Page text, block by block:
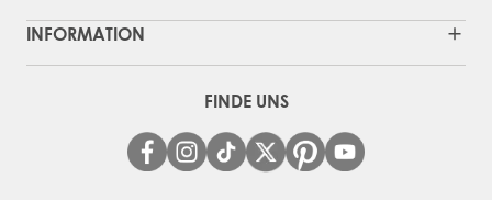
INFORMATION
FINDE UNS